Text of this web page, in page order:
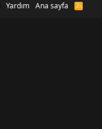
Yardım Ana sayfa
R